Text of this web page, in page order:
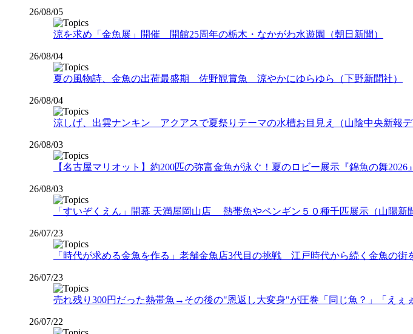
26/08/05
涼を求め「金魚展」開催 開館25周年の栃木・なかがわ水遊園（朝日新聞）
26/08/04
夏の風物詩、金魚の出荷最盛期 佐野観賞魚 涼やかにゆらゆら（下野新聞社）
26/08/04
涼しげ、出雲ナンキン アクアスで夏祭りテーマの水槽お目見え（山陰中央新報デ
26/08/03
【名古屋マリオット】約200匹の弥富金魚が泳ぐ！夏のロビー展示『錦魚の舞2026
26/08/03
「すいぞくえん」開幕 天満屋岡山店 熱帯魚やペンギン５０種千匹展示（山陽新
26/07/23
「時代が求める金魚を作る」老舗金魚店3代目の挑戦 江戸時代から続く金魚の
26/07/23
売れ残り300円だった熱帯魚→その後の"恩返し大変身"が圧巻「同じ魚？」「えぇ
26/07/22